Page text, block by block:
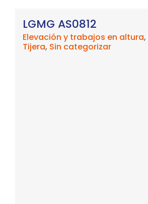
LGMG AS0812
Elevación y trabajos en altura,
Tijera, Sin categorizar